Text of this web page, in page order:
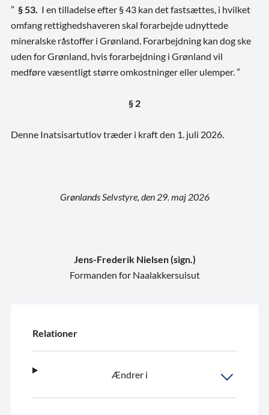
” § 53. I en tilladelse efter § 43 kan det fastsættes, i hvilket
omfang rettighedshaveren skal forarbejde udnyttede
mineralske råstoffer i Grønland. Forarbejdning kan dog ske
uden for Grønland, hvis forarbejdning i Grønland vil
medføre væsentligt større omkostninger eller ulemper. ”
§ 2
Denne Inatsisartutlov træder i kraft den 1. juli 2026.
Grønlands Selvstyre, den 29. maj 2026
Jens-Frederik Nielsen (sign.)
Formanden for Naalakkersuisut
Relationer
Ændrer i